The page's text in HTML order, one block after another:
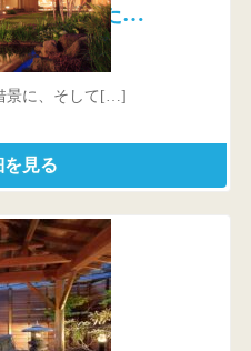
ら逃れた…
景に、そして[…]
を見る